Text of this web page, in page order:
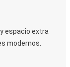
espacio extra
modernos.